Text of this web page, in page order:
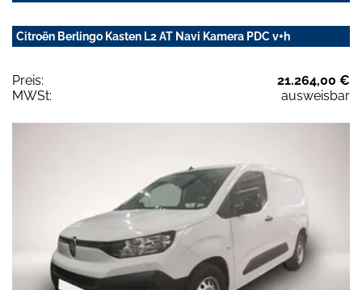
Citroën Berlingo Kasten L2 AT Navi Kamera PDC v+h
Preis:
21.264,00 €
MWSt:
ausweisbar